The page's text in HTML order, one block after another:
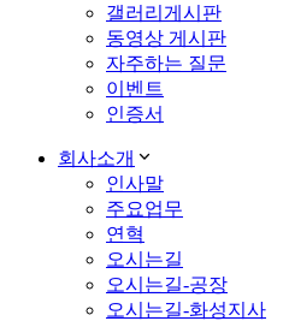
갤러리게시판
동영상 게시판
자주하는 질문
이벤트
인증서
회사소개
인사말
주요업무
연혁
오시는길
오시는길-공장
오시는길-화성지사